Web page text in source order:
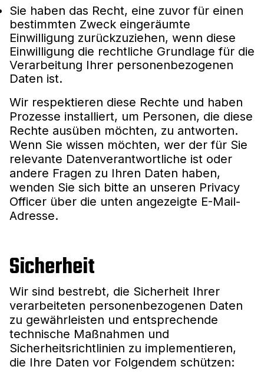
Sie haben das Recht, eine zuvor für einen
bestimmten Zweck eingeräumte
Einwilligung zurückzuziehen, wenn diese
Einwilligung die rechtliche Grundlage für die
Verarbeitung Ihrer personenbezogenen
Daten ist.
Wir respektieren diese Rechte und haben
Prozesse installiert, um Personen, die diese
Rechte ausüben möchten, zu antworten.
Wenn Sie wissen möchten, wer der für Sie
relevante Datenverantwortliche ist oder
andere Fragen zu Ihren Daten haben,
wenden Sie sich bitte an unseren Privacy
Officer über die unten angezeigte E-Mail-
Adresse.
Sicherheit
Wir sind bestrebt, die Sicherheit Ihrer
verarbeiteten personenbezogenen Daten
zu gewährleisten und entsprechende
technische Maßnahmen und
Sicherheitsrichtlinien zu implementieren,
die Ihre Daten vor Folgendem schützen: